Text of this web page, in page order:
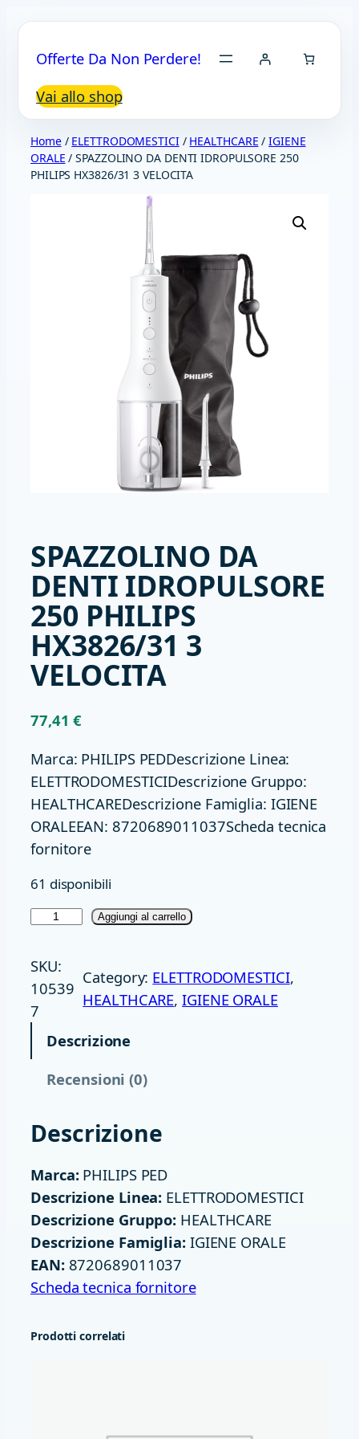
contenuto
Offerte Da Non Perdere!
Vai allo shop
Home/ ELETTRODOMESTICI/ HEALTHCARE /IGIENE
ORALE / SPAZZOLINO DA DENTI IDROPULSORE 250
PHILIPS HX3826/31 3 VELOCITA
SPAZZOLINO DA
DENTI IDROPULSORE
250 PHILIPS
HX3826/31 3
VELOCITA
77,41€
Marca: PHILIPS PEDDescrizione Linea:
ELETTRODOMESTICIDescrizione Gruppo:
HEALTHCAREDescrizione Famiglia: IGIENE
ORALEEAN: 8720689011037Scheda tecnica
fornitore
61 disponibili
A
Z
Z
O
D
A
D
E
N
T
I
I
R
Aggiungi al carrello
SKU:
10539
7
Category: ELETTRODOMESTICI
HEALTHCARE, IGIENE ORALE
Descrizione
Recensioni (0)
Descrizione
Marca:PHILIPS PED
Descrizione Linea: ELETTRODOMESTICI
Descrizione Gruppo: HEALTHCARE
Descrizione Famiglia:IGIENE ORALE
EAN:8720689011037
Scheda tecnica fornitore
Prodotti correlati